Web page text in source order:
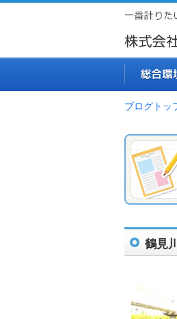
ブログトッ
鶴見